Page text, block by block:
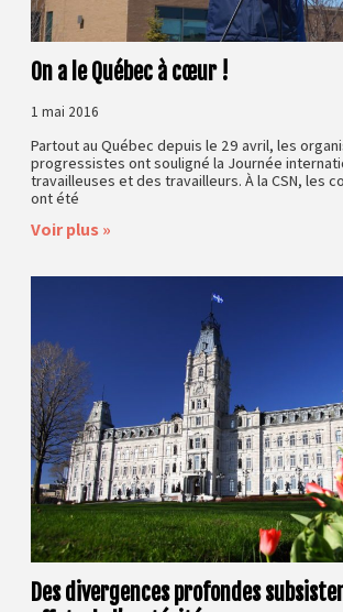
On a le Québec à cœur !
1 mai 2016
Partout au Québec depuis le 29 avril, les
progressistes ont souligné la Journée
travailleuses et des travailleurs. À la CSN, les
ont été
Voir plus »
Des divergences profondes